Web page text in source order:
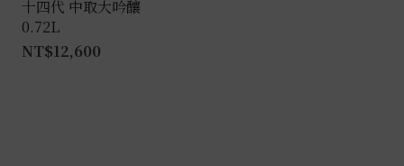
十四代 中取大吟釀
0.72L
NT$12,600